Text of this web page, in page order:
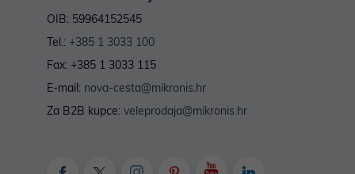
OIB: 59964152545
Tel.: +385 1 3033 100
Fax: +385 1 3033 115
E-mail: nova-cesta@mikronis.hr
Za B2B kupce: veleprodaja@mikronis.hr